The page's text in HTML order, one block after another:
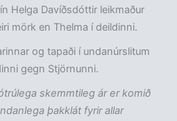
Helga Davíðsdóttir leikmaður
mörk en Thelma í deildinni.
og tapaði í undanúrslitum
gegn Stjörnunni.
skemmtileg ár er komið
þakklát fyrir allar